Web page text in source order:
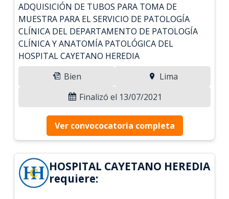
ADQUISICIÓN DE TUBOS PARA TOMA DE
MUESTRA PARA EL SERVICIO DE PATOLOGÍA
CLÍNICA DEL DEPARTAMENTO DE PATOLOGÍA
CLÍNICA Y ANATOMÍA PATOLÓGICA DEL
HOSPITAL CAYETANO HEREDIA
Bien
Lima
Finalizó el 13/07/2021
Ver convococatoria completa
HOSPITAL CAYETANO HEREDIA
requiere: